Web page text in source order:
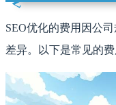
SEO优化的费用因公
差异。以下是常见的费